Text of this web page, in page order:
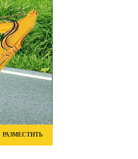
РАЗМЕСТИТЬ